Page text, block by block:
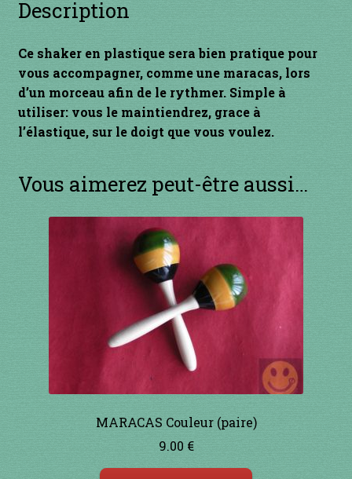
INSTRUMENTS DIVERS
je suis confirmé
je suis débutant
Mon Compte
Description
Ce shaker en plastique sera bien pratique pour
vous accompagner, comme une maracas, lors
d’un morceau afin de le rythmer. Simple à
utiliser: vous le maintiendrez, grace à
l’élastique, sur le doigt que vous voulez.
Vous aimerez peut-être aussi…
MARACAS Couleur (paire)
9.00 €